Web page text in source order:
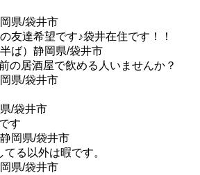
県/袋井市
友達希望です♪袋井在住です！！
半ば）静岡県/袋井市
の居酒屋で飲める人いませんか？
県/袋井市
/袋井市
す
静岡県/袋井市
る以外は暇です。
県/袋井市